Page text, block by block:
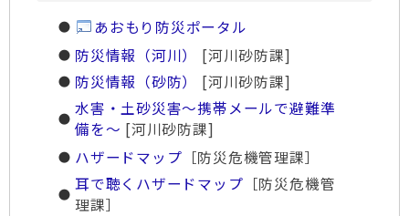
あおもり防災ポータル
防災情報（河川）
[河川砂防課]
防災情報（砂防）
[河川砂防課]
水害・土砂災害～携帯メールで避難準
備を～ [河川砂防課]
ハザードマップ ［防災危機管理課］
耳で聴くハザードマップ ［防災危機管
理課］